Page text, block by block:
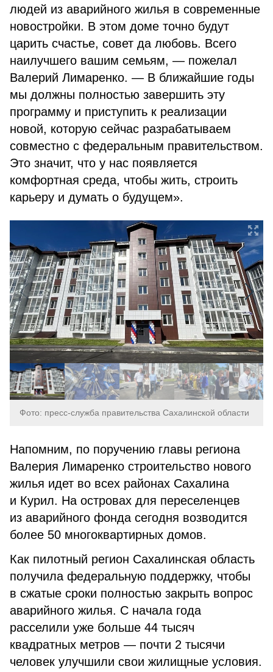
людей из аварийного жилья в современные
новостройки. В этом доме точно будут
царить счастье, совет да любовь. Всего
наилучшего вашим семьям, — пожелал
Валерий Лимаренко. — В ближайшие годы
мы должны полностью завершить эту
программу и приступить к реализации
новой, которую сейчас разрабатываем
совместно с федеральным правительством.
Это значит, что у нас появляется
комфортная среда, чтобы жить, строить
карьеру и думать о будущем».
Фото: пресс-служба правительства Сахалинской области
Напомним, по поручению главы региона
Валерия Лимаренко строительство нового
жилья идет во всех районах Сахалина
и Курил. На островах для переселенцев
из аварийного фонда сегодня возводится
более 50 многоквартирных домов.
Как пилотный регион Сахалинская область
получила федеральную поддержку, чтобы
в сжатые сроки полностью закрыть вопрос
аварийного жилья. С начала года
расселили уже больше 44 тысяч
квадратных метров — почти 2 тысячи
человек улучшили свои жилищные условия.